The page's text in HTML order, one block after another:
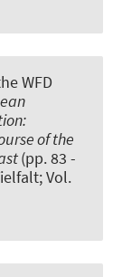
WFD
of the
(pp. 83 -
Vol.